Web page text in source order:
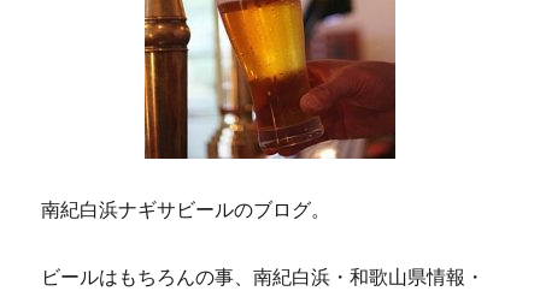
南紀白浜ナギサビールのブログ。
ビールはもちろんの事、南紀白浜・和歌山県情報・